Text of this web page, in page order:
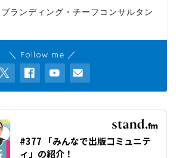
ランディング・チーフコンサルタン
＼ Follow me ／